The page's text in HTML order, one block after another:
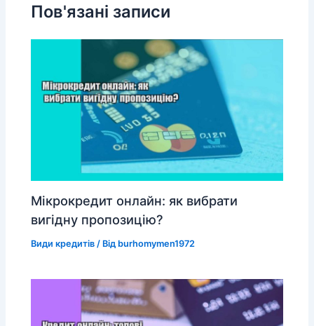
Пов'язані записи
Мікрокредит онлайн: як вибрати
вигідну пропозицію?
Види кредитів / Від burhomymen1972